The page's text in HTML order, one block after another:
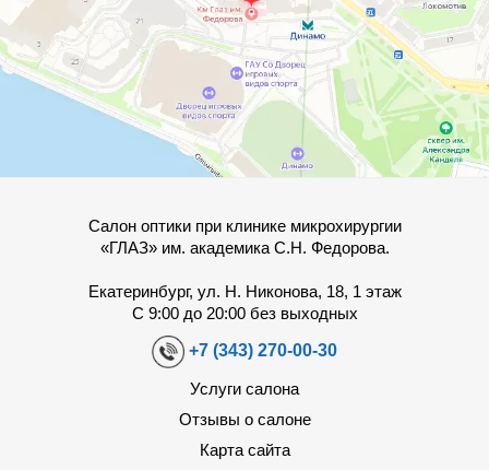
Салон оптики при клинике микрохирургии
«ГЛАЗ» им. академика С.Н. Федорова.
Екатеринбург, ул. Н. Никонова, 18, 1 этаж
С 9:00 до 20:00 без выходных
+7 (343) 270-00-30
Услуги салона
Отзывы о салоне
Карта сайта